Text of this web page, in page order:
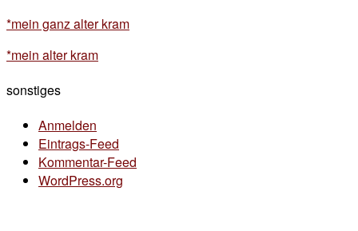
*mein ganz alter kram
*mein alter kram
sonstiges
Anmelden
Eintrags-Feed
Kommentar-Feed
WordPress.org